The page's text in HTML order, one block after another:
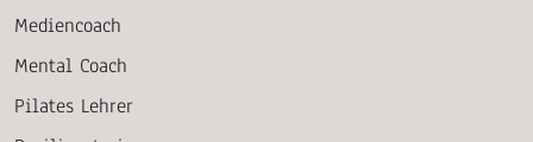
Mediencoach
Mental Coach
Pilates Lehrer